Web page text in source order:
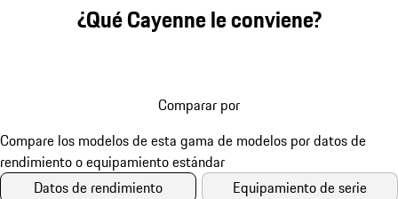
¿Qué Cayenne le conviene?
Comparar por
Datos de rendimiento Equipamiento de serie